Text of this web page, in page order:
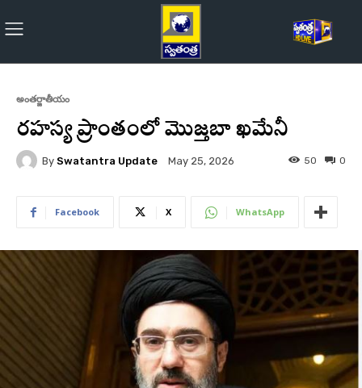
అంతర్జాతీయం
రహస్య ప్రాంతంలో మొజ్తబా ఖమేనీ
By Swatantra Update May 25, 2026 0
50
Facebook X WhatsApp